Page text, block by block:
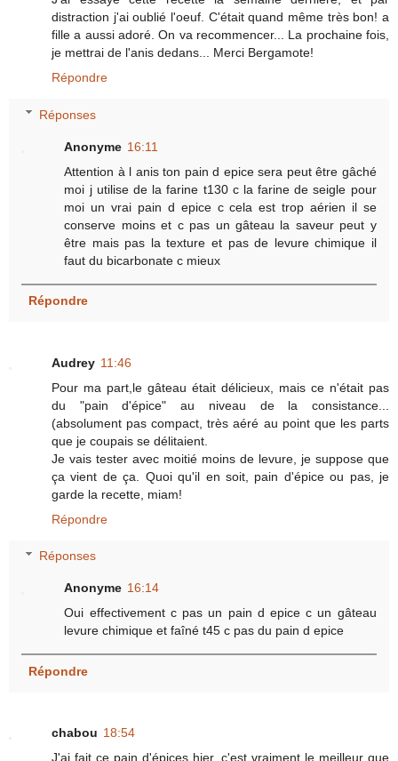
distraction j'ai oublié l'oeuf. C'était quand même très bon! a
fille a aussi adoré. On va recommencer... La prochaine fois,
je mettrai de l'anis dedans... Merci Bergamote!
Répondre
Réponses
Anonyme 16:11
Attention à l anis ton pain d epice sera peut être gâché
moi j utilise de la farine t130 c la farine de seigle pour
moi un vrai pain d epice c cela est trop aérien il se
conserve moins et c pas un gâteau la saveur peut y
être mais pas la texture et pas de levure chimique il
faut du bicarbonate c mieux
Répondre
Audrey 11:46
Pour ma part,le gâteau était délicieux, mais ce n'était pas
du "pain d'épice" au niveau de la consistance...
(absolument pas compact, très aéré au point que les parts
que je coupais se délitaient.
Je vais tester avec moitié moins de levure, je suppose que
ça vient de ça. Quoi qu'il en soit, pain d'épice ou pas, je
garde la recette, miam!
Répondre
Réponses
Anonyme 16:14
Oui effectivement c pas un pain d epice c un gâteau
levure chimique et faîné t45 c pas du pain d epice
Répondre
chabou 18:54
J'ai fait ce pain d'épices hier, c'est vraiment le meilleur que